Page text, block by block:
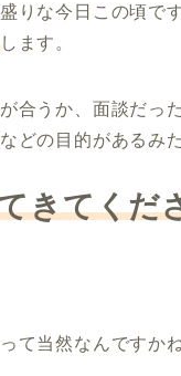
りな今日この頃で
します。
合うか、面談だっ
どの目的があるみ
きてくだ
て当然なんですか